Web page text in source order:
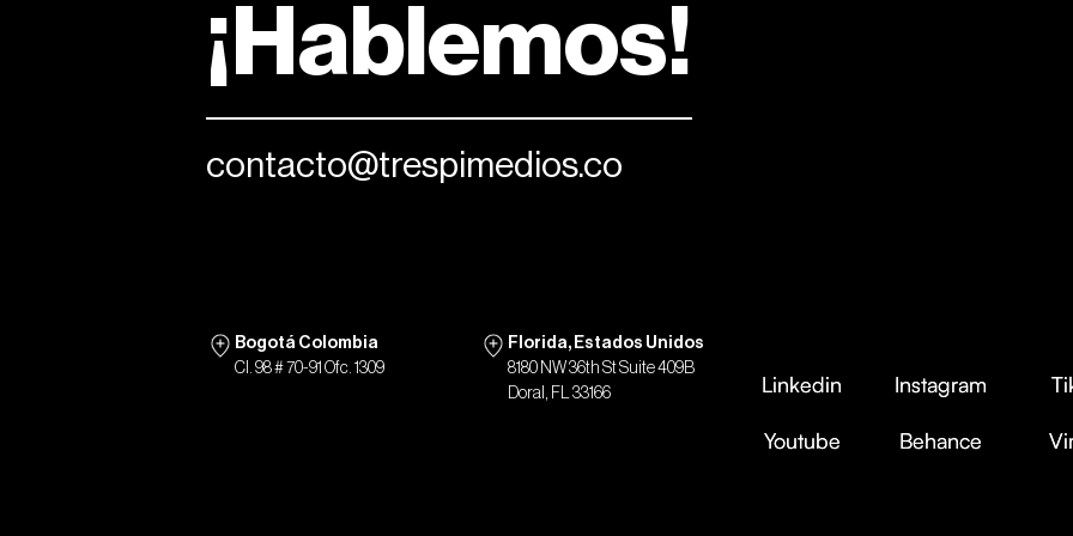
¡Hablemos!
contacto@trespimedios.co
Bogotá Colombia
Cl. 98 # 70-91 Ofc. 1309
Florida, Estados Unidos
8180 NW 36th St Suite 409B
Doral, FL 33166
Linkedin
Linkedin Instagram
Instagram
Youtube
Youtube Behance
Behance